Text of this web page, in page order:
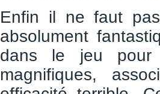
Enfin il ne faut
absolument
dans le jeu pour
magnifiques,